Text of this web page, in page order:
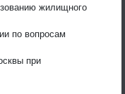
жилищного
по вопросам
при